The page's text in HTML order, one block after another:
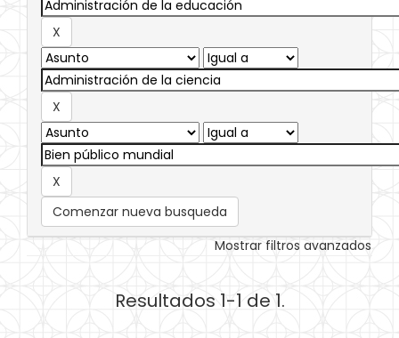
Comenzar nueva busqueda
Mostrar filtros avanzados
Resultados 1-1 de 1.